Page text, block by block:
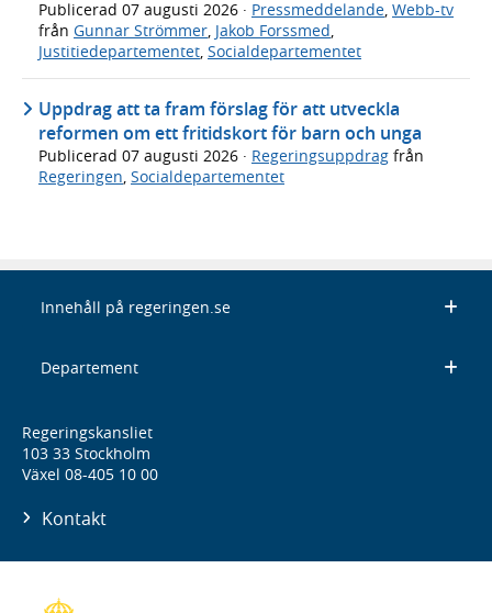
Publicerad 07 augusti 2026 · Pressmeddelande, Webb-tv
från Gunnar Strömmer, Jakob Forssmed,
Justitiedepartementet, Socialdepartementet
Uppdrag att ta fram förslag för att utveckla
reformen om ett fritidskort för barn och unga
Publicerad 07 augusti 2026 · Regeringsuppdrag från
Regeringen Socialdepartementet
Innehåll på regeringen.se
Departement
Regeringskansliet
103 33 Stockholm
Växel 08-405 10 00
Kontakt